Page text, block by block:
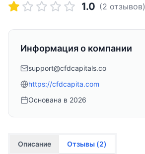
1.0 (2 отзывов)
Информация о компании
support@cfdcapitals.co
https://cfdcapita.com
Основана в 2026
Описание Отзывы (2)